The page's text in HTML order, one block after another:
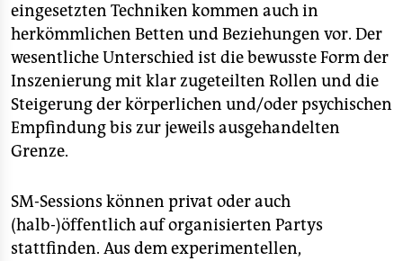
eingesetzten Techniken kommen auch in
herkömmlichen Betten und Beziehungen vor. Der
wesentliche Unterschied ist die bewusste Form der
Inszenierung mit klar zugeteilten Rollen und die
Steigerung der körperlichen und/oder psychischen
Empfindung bis zur jeweils ausgehandelten
Grenze.
SM-Sessions können privat oder auch
(halb-)öffentlich auf organisierten Partys
stattfinden. Aus dem experimentellen,